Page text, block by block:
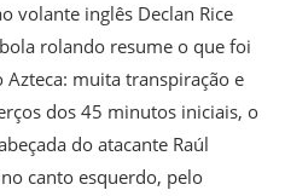
volante inglês Declan Rice
rolando resume o que foi
muita transpiração e
dos 45 minutos iniciais, o
do atacante Raúl
canto esquerdo, pelo